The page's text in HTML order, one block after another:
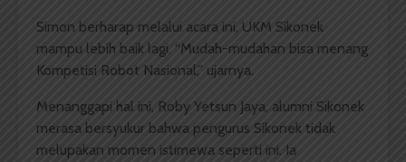
Simon berharap melalui acara ini, UKM Sikonek
mampu lebih baik lagi. “Mudah-mudahan bisa menang
Kompetisi Robot Nasional,” ujarnya.
Menanggapi hal ini, Roby Yetsun Jaya, alumni Sikonek
merasa bersyukur bahwa pengurus Sikonek tidak
melupakan momen istimewa seperti ini. Ia